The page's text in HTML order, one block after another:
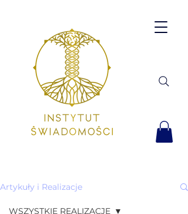
Artykuły i Realizacje
WSZYSTKIE REALIZACJE